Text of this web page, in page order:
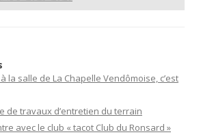
la salle de La Chapelle Vendômoise, c’est
de travaux d’entretien du terrain
avec le club « tacot Club du Ronsard »